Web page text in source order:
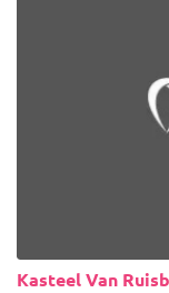
Kasteel Van